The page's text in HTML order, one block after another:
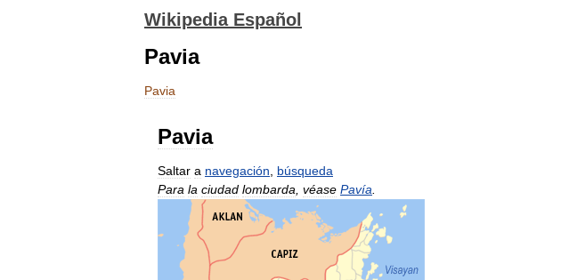
Wikipedia Español
Pavia
Pavia
Pavia
Saltar a navegación
búsqueda
Para la ciudad lombarda véase Pavía